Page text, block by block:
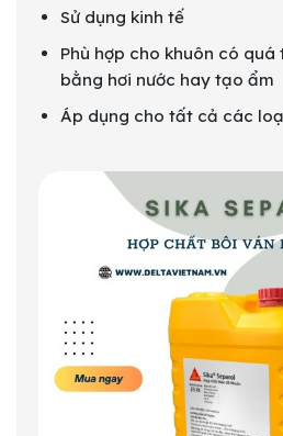
Sử dụng kinh tế
Phù hợp cho khuôn có
bằng hơi nước hay tạo ẩm
Áp dụng cho tất cả các